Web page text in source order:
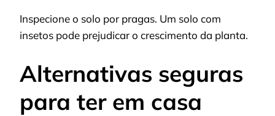
Inspecione o solo por pragas. Um solo com
insetos pode prejudicar o crescimento da planta.
Alternativas seguras
para ter em casa